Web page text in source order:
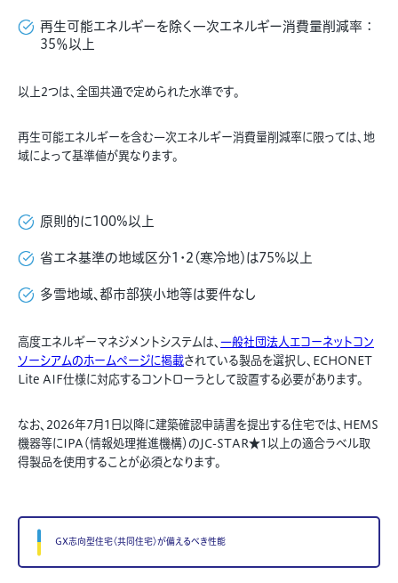
再生可能エネルギーを除く一次エネルギー消費量削減率 ：
35％以上
以上2つは、全国共通で定められた水準です。
再生可能エネルギーを含む一次エネルギー消費量削減率に限っては、地
域によって基準値が異なります。
原則的に100%以上
省エネ基準の地域区分1・2（寒冷地）は75%以上
多雪地域、都市部狭小地等は要件なし
高度エネルギーマネジメントシステムは、 一般社団法人エコーネットコン
ソーシアムのホームページに掲載されている製品を選択し、ECHONET
Lite AIF仕様に対応するコントローラとして設置する必要があります。
なお、2026年7月1日以降に建築確認申請書を提出する住宅では、HEMS
機器等にIPA（情報処理推進機構）のJC-STAR★1以上の適合ラベル取
得製品を使用することが必須となります。
GX志向型住宅〈共同住宅〉が備えるべき性能